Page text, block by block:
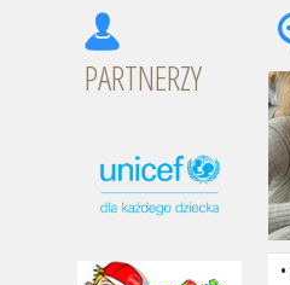
PARTNERZY